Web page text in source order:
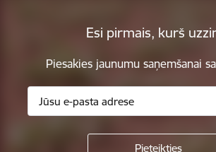
Esi pirmais, kurš
Piesakies jaunumu saņemšanai